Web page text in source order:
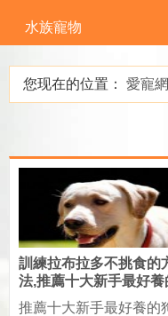
水族寵物
您现在的位置： 愛寵網
訓練拉布拉多不挑食的
法,推薦十大新手最好養
狗狗
推薦十大新手最好養的